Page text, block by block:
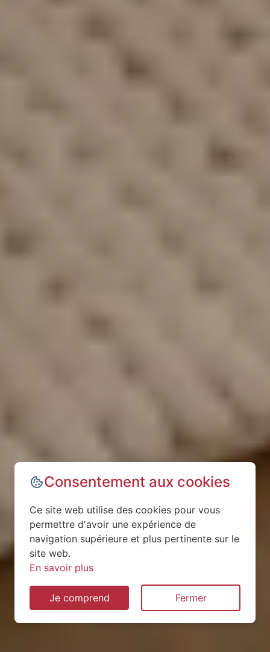
Consentement aux cookies
Ce site web utilise des cookies pour vous
permettre d'avoir une expérience de
navigation supérieure et plus pertinente sur le
site web.
En savoir plus
Je comprend Fermer